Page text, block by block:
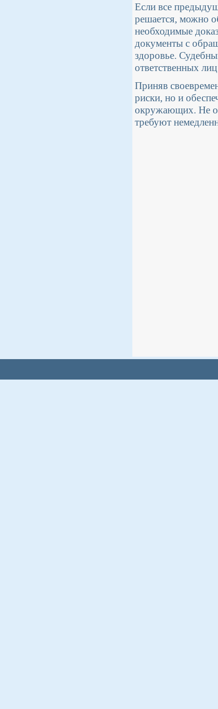
Если все
решается, можно
необходимые
документы с
здоровье.
ответственных
Приняв
риски, но и
окружающих. Не
требуют